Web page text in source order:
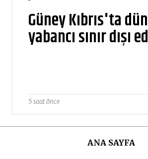
Güney Kıbrıs'ta
yabancı sınır dışı
5 saat önce
ANA SAYFA